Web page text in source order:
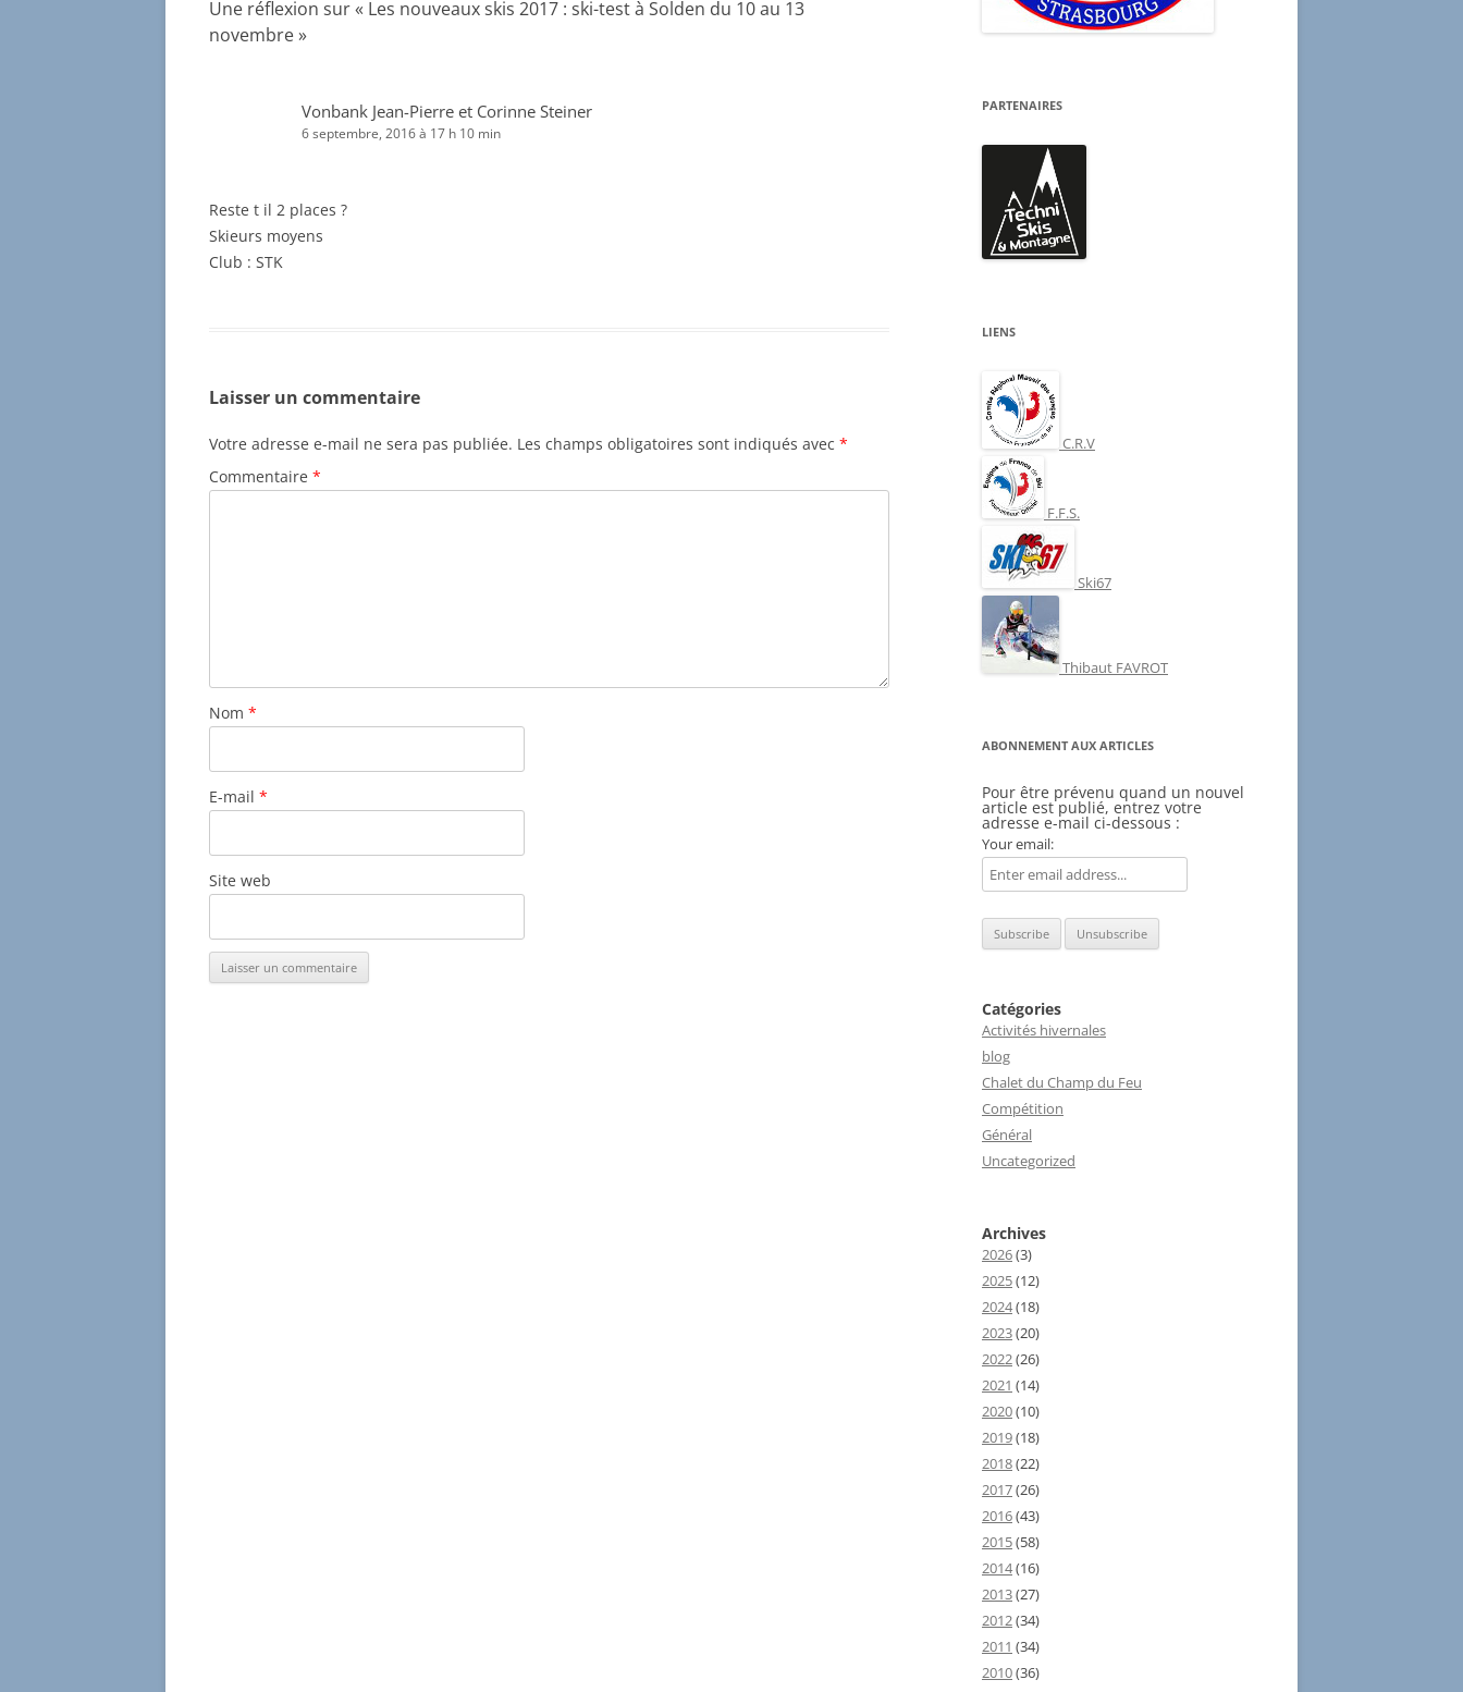
Une réflexion sur « Les nouveaux skis 2017 : ski-test à Solden du 10 au 13
novembre»
Vonbank Jean-Pierre et Corinne Steiner
6 septembre, 2016 à 17 h 10 min
Reste t il 2 places ?
Skieurs moyens
Club : STK
Laisser un commentaire
Votre adresse e-mail ne sera pas publiée. Les champs obligatoires sont indiqués avec *
Commentaire *
Nom *
E-mail *
Site web
PARTENAIRES
LIENS
C.R.V
F.F.S.
Ski67
Thibaut FAVROT
ABONNEMENT AUX ARTICLES
Pour être prévenu quand un nouvel
article est publié, entrez votre
adresse e-mail ci-dessous :
Your email:
Catégories
Activités hivernales
blog
Chalet du Champ du Feu
Compétition
Général
Uncategorized
Archives
2026(3)
2025(12)
2024(18)
2023(20)
2022(26)
2021 (14)
2020(10)
2019(18)
2018(22)
2017(26)
2016(43)
2015(58)
2014(16)
2013(27)
2012(34)
2011 (34)
2010(36)